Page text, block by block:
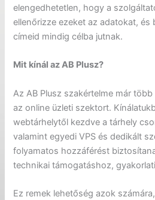
elengedhetetlen, hogy a
ellenőrizze ezeket az adatokat,
címeid mindig célba jutnak.
Mit kínál az AB Plusz?
Az AB Plusz szakértelme már
az online üzleti szektort.
webtárhelytől kezdve a tárhely
valamint egyedi VPS és dedikált
folyamatos hozzáférést
technikai támogatáshoz,
Ez remek lehetőség azok